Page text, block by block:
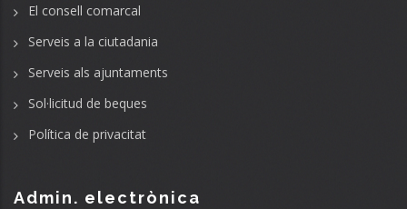
El consell comarcal
Serveis a la ciutadania
Serveis als ajuntaments
Sol·licitud de beques
Política de privacitat
Admin. electrònica